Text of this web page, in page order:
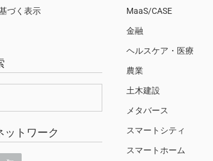
づく表示
ットワーク
MaaS/CASE
金融
ヘルスケア・医療
農業
土木建設
メタバース
スマートシティ
スマートホーム